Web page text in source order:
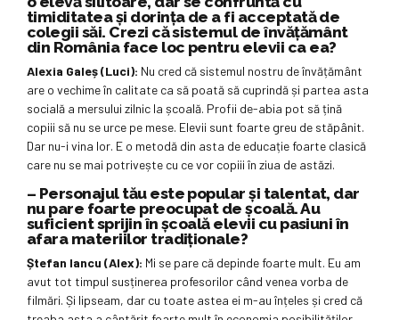
timiditatea și dorința de a fi acceptată de
colegii săi. Crezi că sistemul de învățământ
din România face loc pentru elevii ca ea?
Alexia Galeș (Luci): Nu cred că sistemul nostru de învățământ
are o vechime în calitate ca să poată să cuprindă și partea asta
socială a mersului zilnic la școală. Profii de-abia pot să țină
copiii să nu se urce pe mese. Elevii sunt foarte greu de stăpânit.
Dar nu-i vina lor. E o metodă din asta de educație foarte clasică
care nu se mai potrivește cu ce vor copiii în ziua de astăzi.
– Personajul tău este popular și talentat, dar
nu pare foarte preocupat de școală. Au
suficient sprijin în școală elevii cu pasiuni în
afara materiilor tradiționale?
Ștefan Iancu (Alex): Mi se pare că depinde foarte mult. Eu am
avut tot timpul susținerea profesorilor când venea vorba de
filmări. Și lipseam, dar cu toate astea ei m-au înțeles și cred că